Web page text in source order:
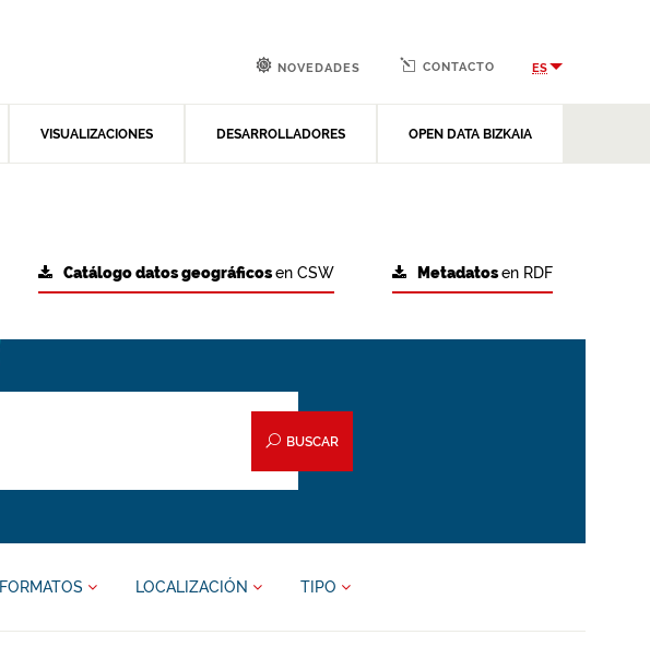
VISUALIZACIONES DESARROLLADORES OPEN DATA BIZKAIA
NOVEDADES CONTACTO ES
Metadatosen RDF
Catálogo datos geográficosen CSW
BUSCAR
FORMATOS LOCALIZACIÓN TIPO